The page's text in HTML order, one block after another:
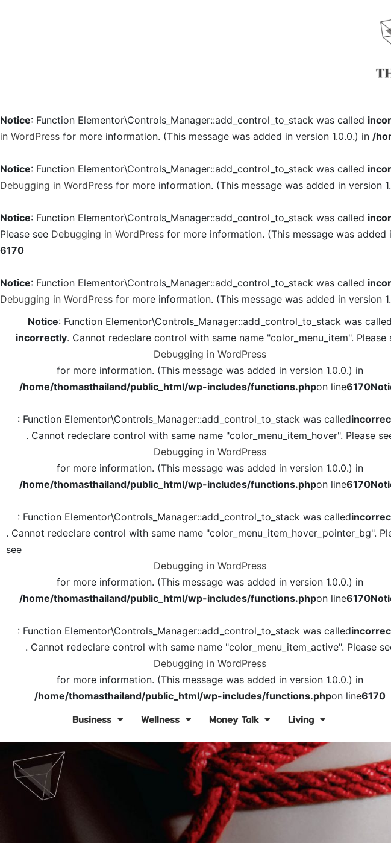
Notice: Function Elementor\Controls_Manager::add_control_to_stack was called
in WordPress for more information. (This message was added in version 1.0.0.) in /
Notice: Function Elementor\Controls_Manager::add_control_to_stack was called
Debugging in WordPress for more information. (This message was added in version
Notice: Function Elementor\Controls_Manager::add_control_to_stack was called
Please see Debugging in WordPress for more information. (This message was added
6170
Notice: Function Elementor\Controls_Manager::add_control_to_stack was called
Debugging in WordPress for more information. (This message was added in version
Notice: Function Elementor\Controls_Manager::add_control_to_stack was called
incorrectly. Cannot redeclare control with same name "color_menu_item". Please
Debugging in WordPress
for more information. (This message was added in version 1.0.0.) in
/home/thomasthailand/public_html/wp-includes/functions.phpon line6170
: Function Elementor\Controls_Manager::add_control_to_stack was called
. Cannot redeclare control with same name "color_menu_item_hover". Please
Debugging in WordPress
for more information. (This message was added in version 1.0.0.) in
/home/thomasthailand/public_html/wp-includes/functions.phpon line6170
: Function Elementor\Controls_Manager::add_control_to_stack was called
. Cannot redeclare control with same name "color_menu_item_hover_pointer_bg".
see
Debugging in WordPress
for more information. (This message was added in version 1.0.0.) in
/home/thomasthailand/public_html/wp-includes/functions.phpon line6170
: Function Elementor\Controls_Manager::add_control_to_stack was called
. Cannot redeclare control with same name "color_menu_item_active". Please
Debugging in WordPress
for more information. (This message was added in version 1.0.0.) in
/home/thomasthailand/public_html/wp-includes/functions.phpon line6170
Business Wellness Money Talk Living